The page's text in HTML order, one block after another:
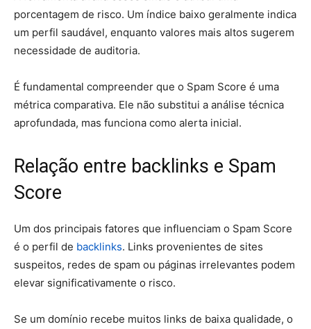
porcentagem de risco. Um índice baixo geralmente indica
um perfil saudável, enquanto valores mais altos sugerem
necessidade de auditoria.
É fundamental compreender que o Spam Score é uma
métrica comparativa. Ele não substitui a análise técnica
aprofundada, mas funciona como alerta inicial.
Relação entre backlinks e Spam
Score
Um dos principais fatores que influenciam o Spam Score
é o perfil de backlinks. Links provenientes de sites
suspeitos, redes de spam ou páginas irrelevantes podem
elevar significativamente o risco.
Se um domínio recebe muitos links de baixa qualidade, o